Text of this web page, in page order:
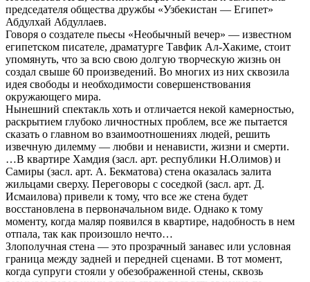
председателя общества дружбы «Узбекистан — Египет»
Абдулхай Абдуллаев.
Говоря о создателе пьесы «Необычный вечер» — известном
египетском писателе, драматурге Тавфик Ал-Хакиме, стоит
упомянуть, что за всю свою долгую творческую жизнь он
создал свыше 60 произведений. Во многих из них сквозила
идея свободы и необходимости совершенствования
окружающего мира.
Нынешний спектакль хоть и отличается некой камерностью,
раскрытием глубоко личностных проблем, все же пытается
сказать о главном во взаимоотношениях людей, решить
извечную дилемму — любви и ненависти, жизни и смерти.
…В квартире Хамдия (засл. арт. республики Н.Олимов) и
Самиры (засл. арт. А. Бекматова) стена оказалась залита
жильцами сверху. Переговоры с соседкой (засл. арт. Д.
Исмаилова) привели к тому, что все же стена будет
восстановлена в первоначальном виде. Однако к тому
моменту, когда маляр появился в квартире, надобность в нем
отпала, так как произошло нечто…
Злополучная стена — это прозрачный занавес или условная
граница между задней и передней сценами. В тот момент,
когда супруги стояли у обезображенной стены, сквозь